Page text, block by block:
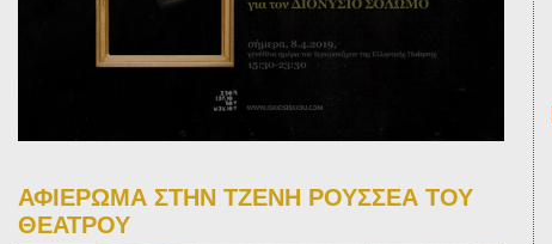
ΑΦΙΕΡΩΜΑ ΣΤΗΝ ΤΖΕΝΗ ΡΟΥΣΣΕΑ ΤΟΥ
ΘΕΑΤΡΟΥ